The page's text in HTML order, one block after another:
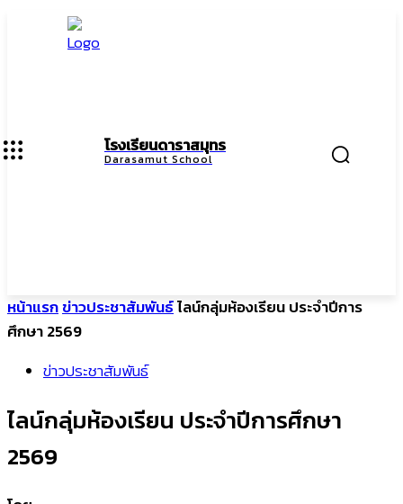
โรงเรียนดาราสมุทร
Darasamut School
หน้าแรกข่าวประชาสัมพันธ์ไลน์กลุ่มห้องเรียน ประจำปีการ
ศึกษา 2569
ข่าวประชาสัมพันธ์
ไลน์กลุ่มห้องเรียน ประจำปีการศึกษา
2569